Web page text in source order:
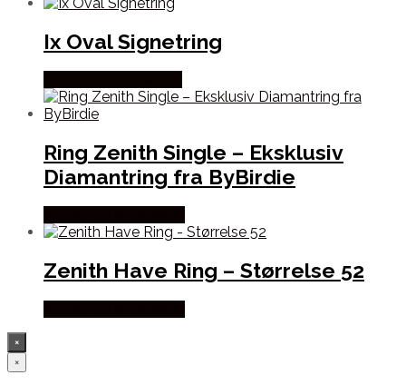
Ix Oval Signetring
Ring Zenith Single – Eksklusiv
Diamantring fra ByBirdie
Zenith Have Ring – Størrelse 52
×
×